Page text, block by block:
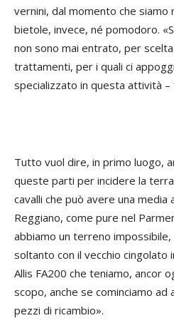
vernini, dal momento che siamo
bietole, invece, né pomodoro.
non sono mai entrato, per
trattamenti, per i quali ci
specializzato in questa attività –
Tutto vuol dire, in primo luogo,
queste parti per incidere la
cavalli che può avere una media
Reggiano, come pure nel
abbiamo un terreno
soltanto con il vecchio cingolato
Allis FA200 che teniamo, ancor
scopo, anche se cominciamo
pezzi di ricambio».